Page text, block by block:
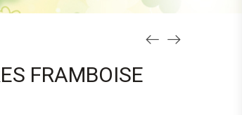
FRAMBOISE